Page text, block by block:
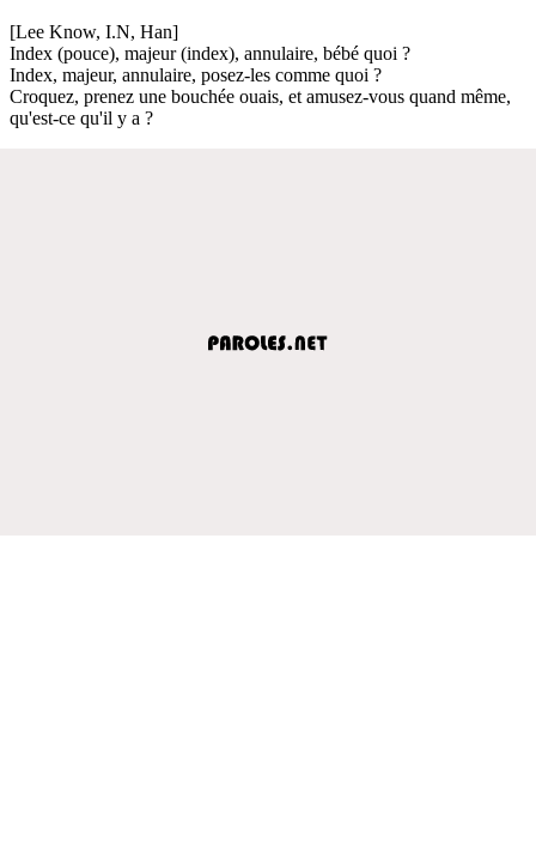
[Lee Know, I.N, Han]
Index (pouce), majeur (index), annulaire, bébé quoi ?
Index, majeur, annulaire, posez-les comme quoi ?
Croquez, prenez une bouchée ouais, et amusez-vous quand même,
qu'est-ce qu'il y a ?